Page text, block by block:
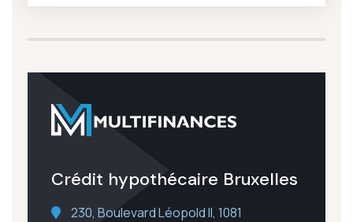
Crédit hypothécaire Bruxelles
230, Boulevard Léopold II, 1081